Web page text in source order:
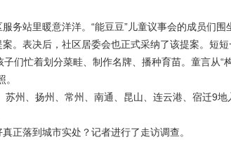
务站里暖意洋洋。“能豆豆”儿童议事会的成员们围
。表决后，社区居委会也正式采纳了该提案。短
们忙着划分菜畦、制作名牌、播种育苗。童言从“
苏州、扬州、常州、南通、昆山、连云港、宿迁9地
正落到城市实处？记者进行了走访调查。